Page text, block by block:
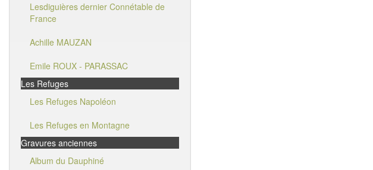
Lesdiguières dernier Connétable de
France
Achille MAUZAN
Emile ROUX - PARASSAC
Les Refuges
Les Refuges Napoléon
Les Refuges en Montagne
Gravures anciennes
Album du Dauphiné